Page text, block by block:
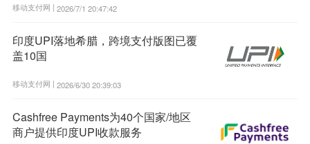
移动支付网 | 2026/7/1 20:47:42
印度UPI落地希腊，跨境支付版图已覆
盖10国
移动支付网 | 2026/6/30 20:39:03
Cashfree Payments为40个国家/地区
商户提供印度UPI收款服务